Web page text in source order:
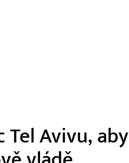
Avivu, aby